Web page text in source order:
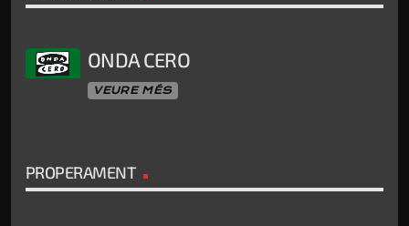
ONDA CERO
VEURE MÉS
PROPERAMENT